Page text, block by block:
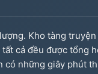
Kho tàng
tất cả đều được tổng
có những giây phút